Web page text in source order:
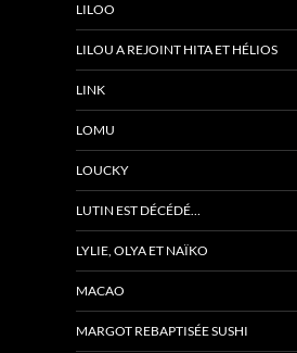
LILOO
LILOU A REJOINT HITA ET HÉLIOS
LINK
LOMU
LOUCKY
LUTIN EST DÉCÉDÉ…
LYLIE, OLYA ET NAÏKO
MACAO
MARGOT REBAPTISÉE SUSHI